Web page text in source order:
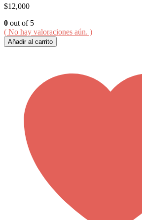
$12,000
0 out of 5
( No hay valoraciones aún. )
Añadir al carrito